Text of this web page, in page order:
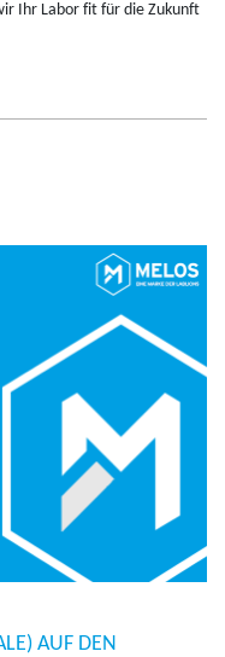
Ihr Labor fit für die Zu­kunft
AUF DEN